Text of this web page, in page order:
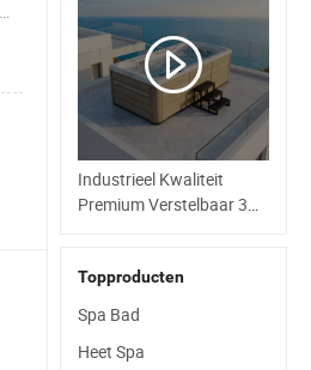
Industrieel Kwaliteit
Premium Verstelbaar 3
Personen Hydrotherapie
Oefening Buitenzwembad
Topproducten
Spa Bad
Heet Spa